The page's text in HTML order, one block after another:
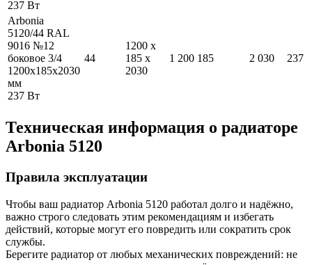
237 Вт
Arbonia
5120/44 RAL
9016 №12
боковое 3/4
1200x185x2030
мм
237 Вт
44
1200 x
185 x
2030
1 200 185 2 030 237
Техническая информация о радиаторе
Arbonia 5120
Правила эксплуатации
Чтобы ваш радиатор Arbonia 5120 работал долго и надёжно,
важно строго следовать этим рекомендациям и избегать
действий, которые могут его повредить или сократить срок
службы.
Берегите радиатор от любых механических повреждений: не